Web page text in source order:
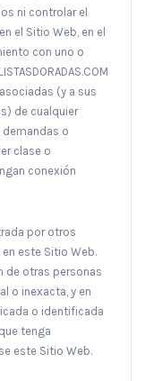
ni controlar el
el Sitio Web, en el
con uno o
(y a sus
de cualquier
o
clase o
conexión
por otros
este Sitio Web.
de otras personas
o inexacta, y en
o identificada
tenga
este Sitio Web.